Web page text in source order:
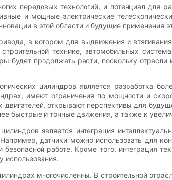
передовых технологий, и потенциал для
и мощные электрические
в этой области и будущие применения
в котором для выдвижения и
технике, автомобильных
будет продолжать расти, поскольку
цилиндров является разработка
имеют ограничения по мощности и
открывают перспективы для
быстрые и точные движения, а также к
является интеграция
датчики можно использовать для
работе. Кроме того, интеграция
использования.
многочисленны. В строительной